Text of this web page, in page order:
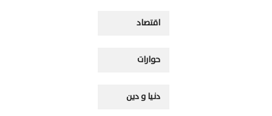
اقتصاد
حوارات
دنيا و دين